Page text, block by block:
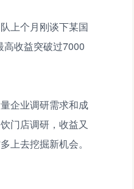
上个月刚谈下某国
收益突破过7000
企业调研需求和成
门店调研，收益又
上去挖掘新机会。